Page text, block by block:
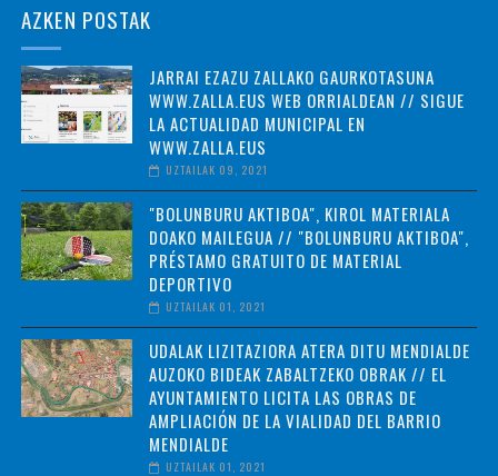
AZKEN POSTAK
JARRAI EZAZU ZALLAKO GAURKOTASUNA
WWW.ZALLA.EUS WEB ORRIALDEAN // SIGUE
LA ACTUALIDAD MUNICIPAL EN
WWW.ZALLA.EUS
UZTAILAK 09, 2021
"BOLUNBURU AKTIBOA", KIROL MATERIALA
DOAKO MAILEGUA // "BOLUNBURU AKTIBOA",
PRÉSTAMO GRATUITO DE MATERIAL
DEPORTIVO
UZTAILAK 01, 2021
UDALAK LIZITAZIORA ATERA DITU MENDIALDE
AUZOKO BIDEAK ZABALTZEKO OBRAK // EL
AYUNTAMIENTO LICITA LAS OBRAS DE
AMPLIACIÓN DE LA VIALIDAD DEL BARRIO
MENDIALDE
UZTAILAK 01, 2021